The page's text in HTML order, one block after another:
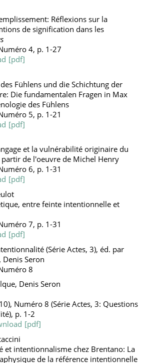
Réflexions sur la
de signification dans les
4, p. 1-27
Fühlens und die Schichtung der
Die fundamentalen Fragen in Max
des Fühlens
5, p. 1-21
et la vulnérabilité originaire du
de l'oeuvre de Michel Henry
6, p. 1-31
entre feinte intentionnelle et
7, p. 1-31
(Série Actes, 3), éd. par
Seron
8
Denis Seron
Numéro 8 (Série Actes, 3: Questions
p. 1-2
et intentionnalisme chez Brentano: La
de la référence intentionnelle